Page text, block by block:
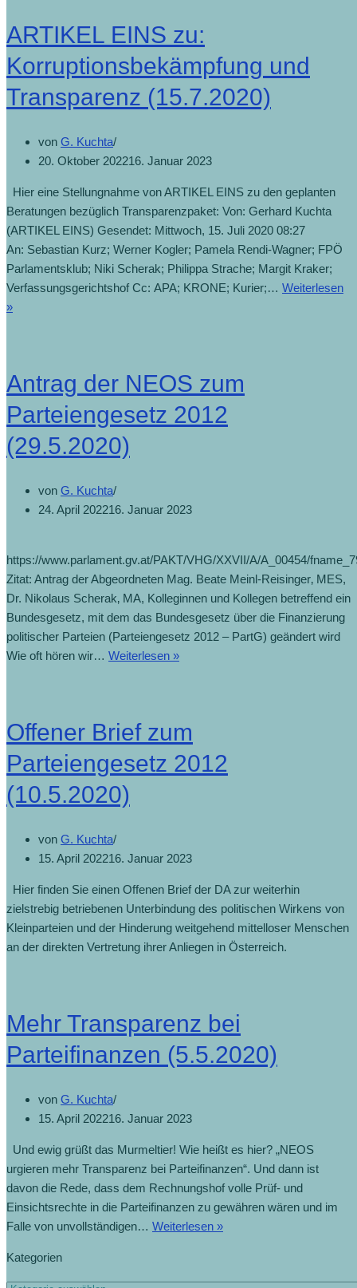
ARTIKEL EINS zu:
Korruptionsbekämpfung und
Transparenz (15.7.2020)
von G. Kuchta
20. Oktober 202216. Januar 2023
Hier eine Stellungnahme von ARTIKEL EINS zu den geplanten
Beratungen bezüglich Transparenzpaket: Von: Gerhard Kuchta
(ARTIKEL EINS) Gesendet: Mittwoch, 15. Juli 2020 08:27
An: Sebastian Kurz; Werner Kogler; Pamela Rendi-Wagner; FPÖ
Parlamentsklub; Niki Scherak; Philippa Strache; Margit Kraker;
Verfassungsgerichtshof Cc: APA; KRONE; Kurier;… Weiterlesen
»
Antrag der NEOS zum
Parteiengesetz 2012
(29.5.2020)
von G. Kuchta
24. April 202216. Januar 2023
https://www.parlament.gv.at/PAKT/VHG/XXVII/A/A_00454/
Zitat: Antrag der Abgeordneten Mag. Beate Meinl-Reisinger‚ MES,
Dr. Nikolaus Scherak‚ MA, Kolleginnen und Kollegen betreffend ein
Bundesgesetz, mit dem das Bundesgesetz über die Finanzierung
politischer Parteien (Parteiengesetz 2012 – PartG) geändert wird
Wie oft hören wir… Weiterlesen »
Offener Brief zum
Parteiengesetz 2012
(10.5.2020)
von G. Kuchta
15. April 202216. Januar 2023
Hier finden Sie einen Offenen Brief der DA zur weiterhin
zielstrebig betriebenen Unterbindung des politischen Wirkens von
Kleinparteien und der Hinderung weitgehend mittelloser Menschen
an der direkten Vertretung ihrer Anliegen in Österreich.
Mehr Transparenz bei
Parteifinanzen (5.5.2020)
von G. Kuchta
15. April 202216. Januar 2023
Und ewig grüßt das Murmeltier! Wie heißt es hier? „NEOS
urgieren mehr Transparenz bei Parteifinanzen“. Und dann ist
davon die Rede, dass dem Rechnungshof volle Prüf- und
Einsichtsrechte in die Parteifinanzen zu gewähren wären und im
Falle von unvollständigen… Weiterlesen »
Kategorien